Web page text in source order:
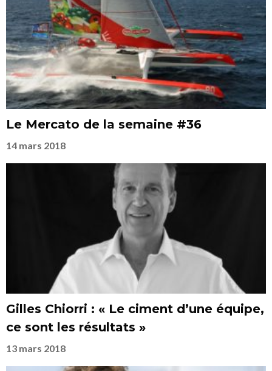
Le Mercato de la semaine #36
14 mars 2018
Gilles Chiorri : « Le ciment d’une équipe,
ce sont les résultats »
13 mars 2018